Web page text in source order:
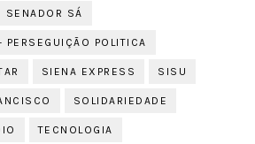
SENADOR SÁ
PERSEGUIÇÃO POLITICA
SIENA EXPRESS SISU
SOLIDARIEDADE
TECNOLOGIA